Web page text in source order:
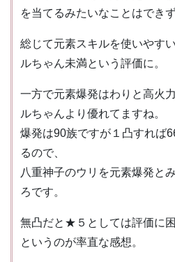
を当てるみたいなことはできず
総じて元素スキルを使いやす
ルちゃん未満という評価に。
一方で元素爆発はわりと高火
ルちゃんより優れてますね。
爆発は90族ですが１凸すれば
るので、
八重神子のウリを元素爆発と
ろです。
無凸だと★５としては評価に
というのが率直な感想。